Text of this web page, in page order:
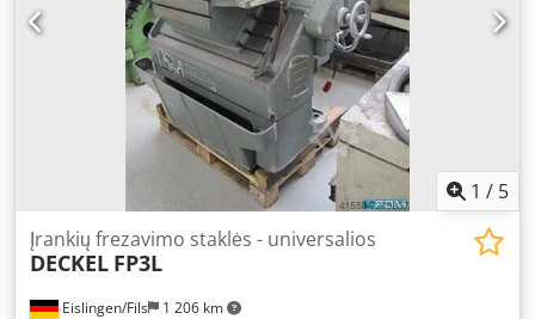
1 / 5
Eislingen/Fils 1 206 km
Įrankių frezavimo staklės - universalios
DECKEL FP3L